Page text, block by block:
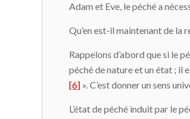
Adam et Eve, le péché a
Qu’en est-il maintenant de la
Rappelons d’abord que si le
péché de nature et un état ; il
[6] ». C’est donner un sens
L’état de péché induit par le